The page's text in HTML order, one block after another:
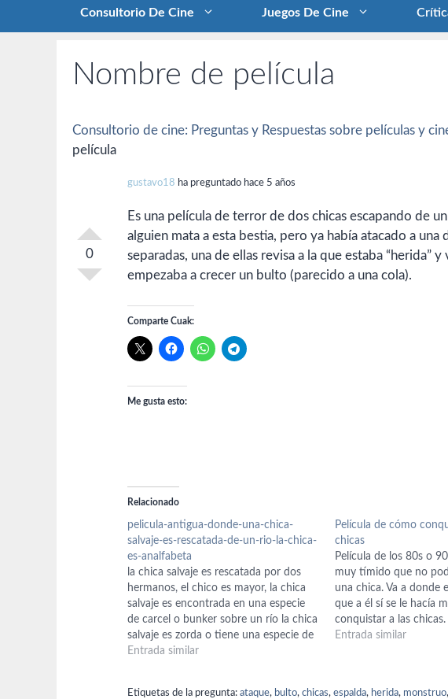
Consultorio De Cine Juegos De Cine
Nombre de película
Consultorio de cine: Preguntas y Respuestas sobre películas y
película
0
gustavo18 ha preguntado hace 5 años
Es una película de terror de dos chicas escapando de
alguien mata a esta bestia, pero ya había atacado a una
separadas, una de ellas revisa a la que estaba “herida”
empezaba a crecer un bulto (parecido a una cola).
Comparte Cuak:
Me gusta esto:
Relacionado
pelicula-antigua-donde-una-chica-
salvaje-es-rescatada-de-un-rio-la-chica-
es-analfabeta
la chica salvaje es rescatada por dos
hermanos, el chico es mayor, la chica
salvaje es encontrada en una especie
de carcel o bunker sobre un río la chica
salvaje es zorda o tiene una especie de
condicion que en un momento de la
Entrada similar
Película de cómo
chicas
Película de los 80s o
muy tímido que no
una chica. Va a donde
que a él sí se le hacía
conquistar a las
empieza a escribir un
Entrada similar
Etiquetas de la pregunta: ataque, bulto, chicas, espalda, herida, monstruo,